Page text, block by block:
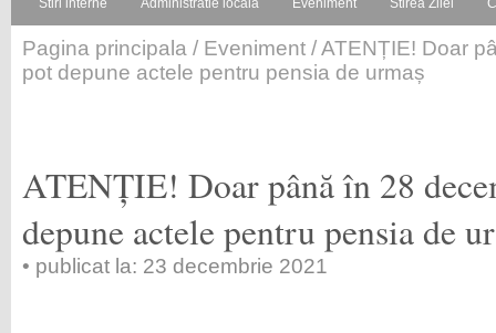
Stiri interne Administratie locala Eveniment Stirea Zilei
Pagina principala / Eveniment / ATENȚIE! Doar
pot depune actele pentru pensia de urmaș
ATENȚIE! Doar până în 28
depune actele pentru pensia de
• publicat la: 23 decembrie 2021